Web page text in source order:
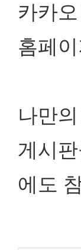
카카
홈페
나만
게시
에도